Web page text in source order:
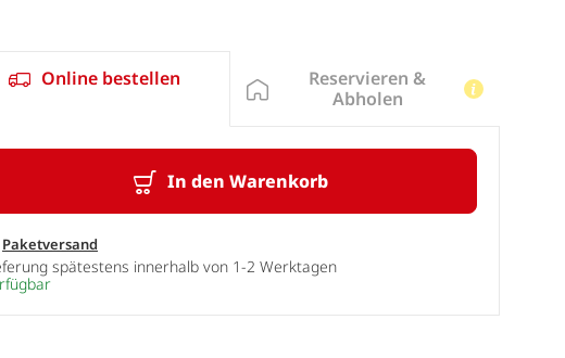
Online bestellen
In den Warenkorb
Paketversand
spätestens innerhalb von 1-2 Werktagen
Reservieren &
Abholen